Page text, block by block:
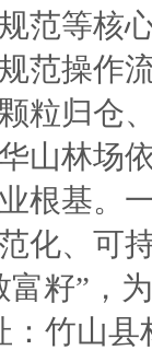
范等核
范操作
粒归仓
山林场
根基。
化、可
籽”，
竹山县